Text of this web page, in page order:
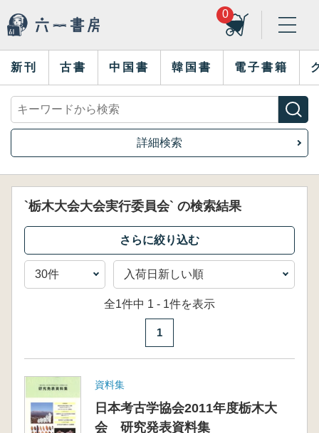
0
新刊 古書 中国書 韓国書 電子書籍
詳細検索
`栃木大会大会実行委員会` の検索結果
全1件中 1 - 1件を表示
1
資料集
日本考古学協会2011年度栃木大
会 研究発表資料集